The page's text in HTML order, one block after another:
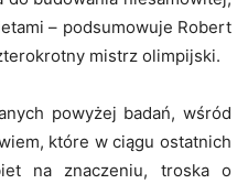
– podsumowuje Robert
mistrz olimpijski.
powyżej badań, wśród
które w ciągu ostatnich
na znaczeniu, troska o